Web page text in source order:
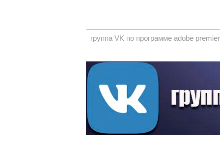
группа VK по программе adobe